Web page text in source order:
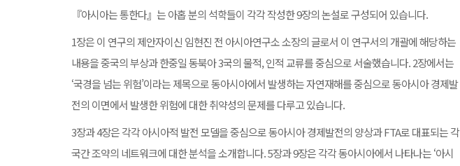
『아시아는 통한다』는 아홉 분의 석학들이 각각 작성한 9장의 논설로 구성되어 있습니다.
1장은 이 연구의 제안자이신 임현진 전 아시아연구소 소장의 글로서 이 연구서의 개괄에 해당하는
내용을 중국의 부상과 한중일 동북아 3국의 물적, 인적 교류를 중심으로 서술했습니다. 2장에서는
‘국경을 넘는 위험’이라는 제목으로 동아시아에서 발생하는 자연재해를 중심으로 동아시아 경제발
전의 이면에서 발생한 위험에 대한 취약성의 문제를 다루고 있습니다.
3장과 4장은 각각 아시아적 발전 모델을 중심으로 동아시아 경제발전의 양상과 FTA로 대표되는 각
국간 조약의 네트워크에 대한 분석을 소개합니다. 5장과 9장은 각각 동아시아에서 나타나는 ‘아시